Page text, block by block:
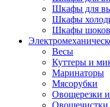
Шкафы для
Шкафы
Шкафы
Весы
Куттеры и
Маринаторы
Мясорубки
Овощерезки